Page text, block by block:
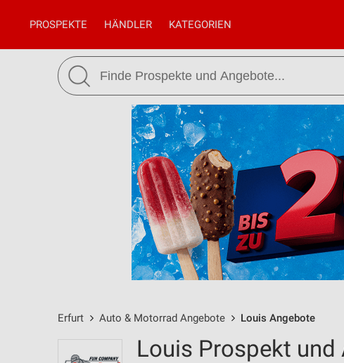
PROSPEKTE HÄNDLER KATEGORIEN
Erfurt Auto & Motorrad Angebote Louis Angebote
Louis Prospekt